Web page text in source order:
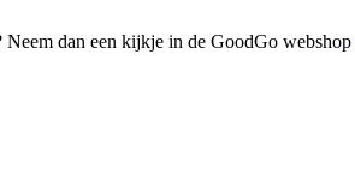
dan een kijkje in de GoodGo webshop